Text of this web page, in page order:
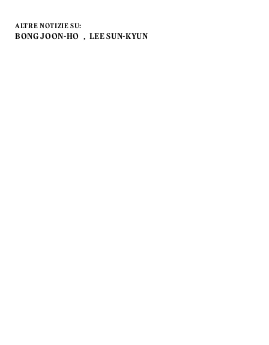
ALTRE NOTIZIE SU:
BONG JOON-HO LEE SUN-KYUN